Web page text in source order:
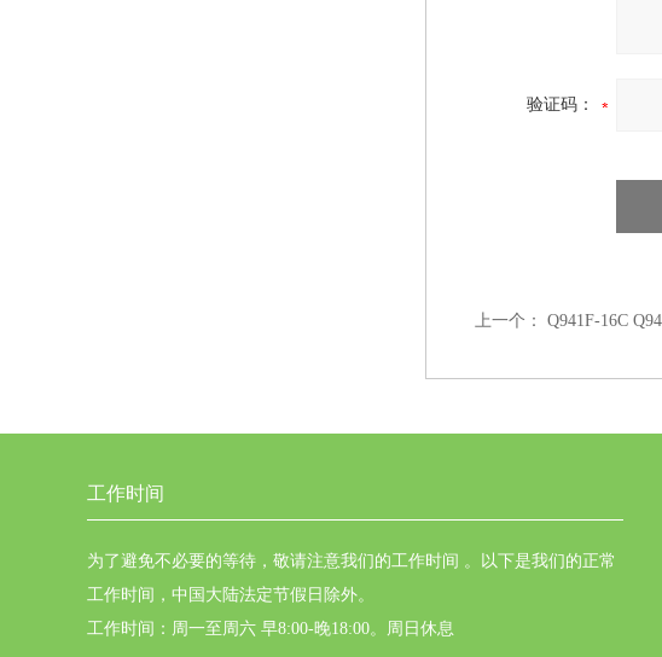
验证码：
上一个： Q941F-16C
工作时间
为了避免不必要的等待，敬请注意我们的工作时间 。以下是我们的正常
工作时间，中国大陆法定节假日除外。
工作时间：周一至周六 早8:00-晚18:00。周日休息